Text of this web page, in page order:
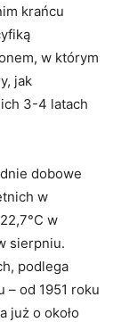
krańcu
w którym
jak
3-4 latach
dobowe
w
w
sierpniu.
podlega
od 1951 roku
już o około